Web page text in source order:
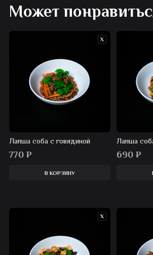
Может
Лапша соба с говядиной
770 ₽
В КОРЗИНУ
Лапша
690₽